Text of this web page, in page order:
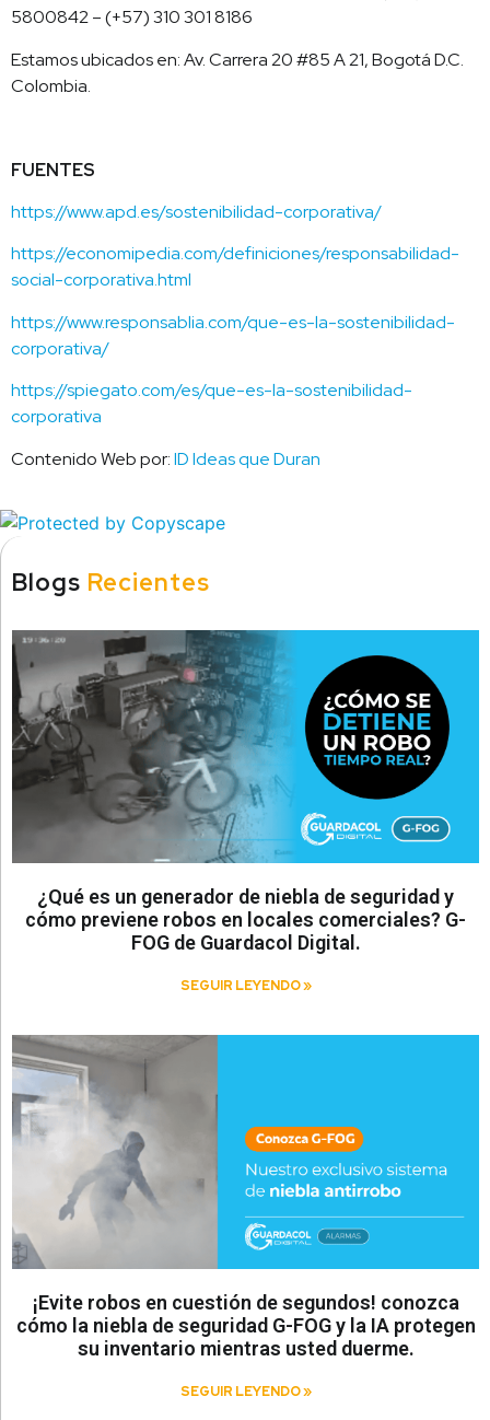
5800842 – (+57) 310 301 8186
Estamos ubicados en: Av. Carrera 20 #85 A 21, Bogotá D.C.
Colombia.
FUENTES
https://www.apd.es/sostenibilidad-corporativa/
https://economipedia.com/definiciones/responsabilidad-
social-corporativa.html
https://www.responsablia.com/que-es-la-sostenibilidad-
corporativa/
https://spiegato.com/es/que-es-la-sostenibilidad-
corporativa
Contenido Web por:ID Ideas que Duran
Blogs Recientes
¿Qué es un generador de niebla de seguridad y
cómo previene robos en locales comerciales? G-
FOG de Guardacol Digital.
SEGUIR LEYENDO »
¡Evite robos en cuestión de segundos! conozca
cómo la niebla de seguridad G-FOG y la IA protegen
su inventario mientras usted duerme.
SEGUIR LEYENDO »